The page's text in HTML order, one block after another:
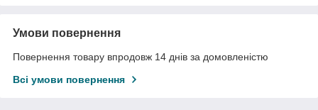
Умови повернення
Повернення товару впродовж 14 днів за домовленістю
Всі умови повернення